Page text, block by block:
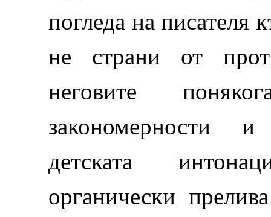
погледа на писателя
не страни от
неговите
закономерности
детската
органически